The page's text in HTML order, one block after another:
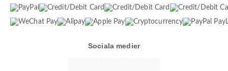
Sociala medier